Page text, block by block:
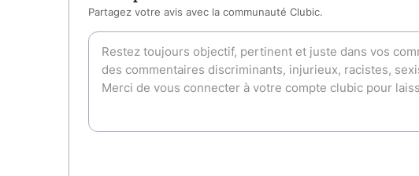
Partagez votre avis avec la communauté Clubic.